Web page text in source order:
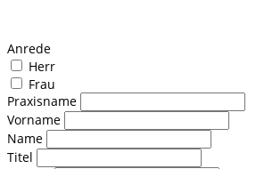
Anrede
Herr
Frau
Praxisname
Vorname
Name
Titel